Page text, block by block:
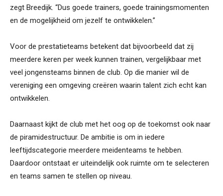
zegt Breedijk. “Dus goede trainers, goede trainingsmomenten
en de mogelijkheid om jezelf te ontwikkelen.”
Voor de prestatieteams betekent dat bijvoorbeeld dat zij
meerdere keren per week kunnen trainen, vergelijkbaar met
veel jongensteams binnen de club. Op die manier wil de
vereniging een omgeving creëren waarin talent zich echt kan
ontwikkelen.
Daarnaast kijkt de club met het oog op de toekomst ook naar
de piramidestructuur. De ambitie is om in iedere
leeftijdscategorie meerdere meidenteams te hebben.
Daardoor ontstaat er uiteindelijk ook ruimte om te selecteren
en teams samen te stellen op niveau.